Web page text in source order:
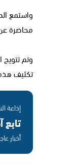
واستمع
محاضرة
وتم
تكثيف
إذاعة
تابع
أخبار